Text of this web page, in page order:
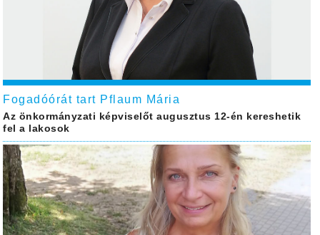
Fogadóórát tart Pflaum Mária
Az önkormányzati képviselőt augusztus 12-én kereshetik
fel a lakosok